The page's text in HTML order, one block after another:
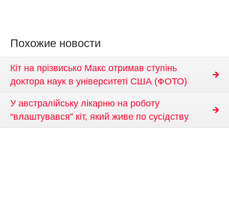
Похожие новости
Кіт на прізвисько Макс отримав ступінь
доктора наук в університеті США (ФОТО)
У австралійську лікарню на роботу
“влаштувався” кіт, який живе по сусідству